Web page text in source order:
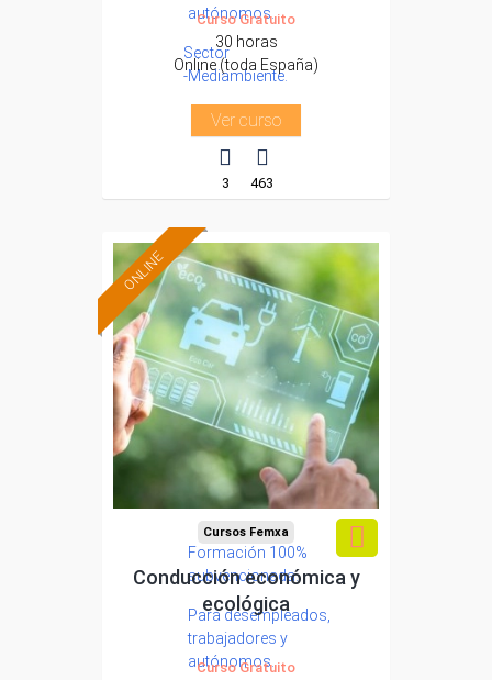
autónomos.
Sector
-Mediambiente.
Curso Gratuito
30 horas
Online (toda España)
Ver curso
3 463
ONLINE
Formación 100%
subvencionada.
Para desempleados,
trabajadores y
autónomos.
Cursos Femxa
Conducción económica y
ecológica
Curso Gratuito